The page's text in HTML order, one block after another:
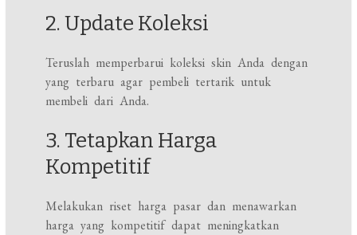
2. Update Koleksi
Teruslah memperbarui koleksi skin Anda dengan
yang terbaru agar pembeli tertarik untuk
membeli dari Anda.
3. Tetapkan Harga
Kompetitif
Melakukan riset harga pasar dan menawarkan
harga yang kompetitif dapat meningkatkan